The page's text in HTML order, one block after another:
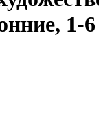
1-